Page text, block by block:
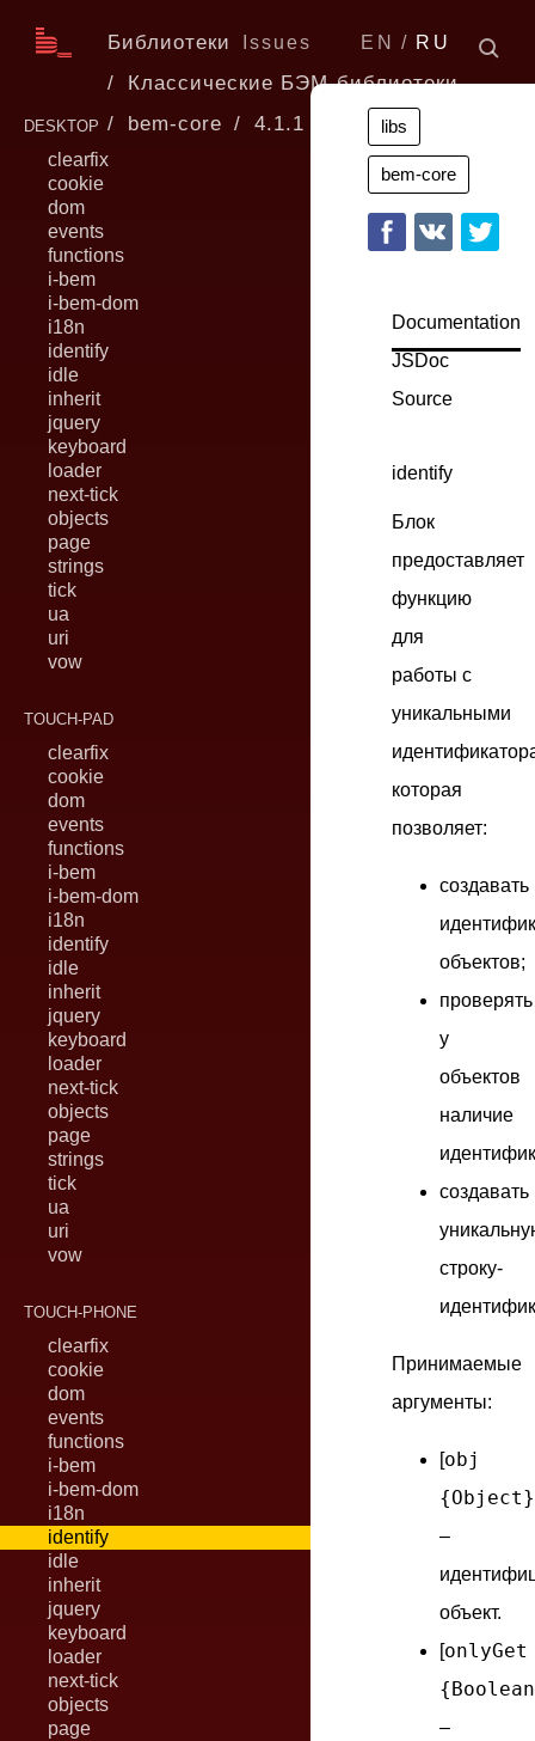
EN RU
Issues
Библиотеки
Классические БЭМ-библиотеки
bem-core
4.1.1
DESKTOP
clearfix
cookie
dom
events
functions
i-bem
i-bem-dom
i18n
identify
idle
inherit
jquery
keyboard
loader
next-tick
objects
page
strings
tick
ua
uri
vow
TOUCH-PAD
clearfix
cookie
dom
events
functions
i-bem
i-bem-dom
i18n
identify
idle
inherit
jquery
keyboard
loader
next-tick
objects
page
strings
tick
ua
uri
vow
TOUCH-PHONE
clearfix
cookie
dom
events
functions
i-bem
i-bem-dom
i18n
identify
idle
inherit
jquery
keyboard
loader
next-tick
objects
page
Documentation
JSDoc
Source
identify
Блок
предоставляет
функцию
для
работы с
уникальными
которая
позволяет:
создавать
объектов;
проверять
у
объектов
наличие
создавать
строку-
Принимаемые
аргументы:
[obj
{Object}
–
объект.
[onlyGet
–
libs
bem-core